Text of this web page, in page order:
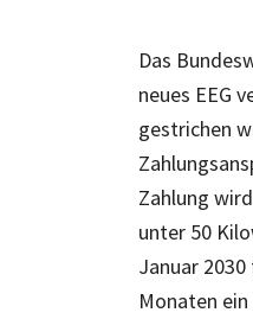
Das
neues EEG
gestrichen
Zahlung
unter 50
Januar
Monaten